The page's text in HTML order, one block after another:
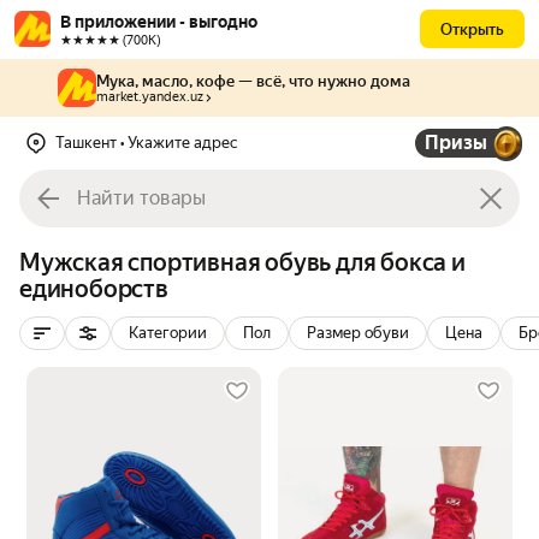
В приложении - выгодно
★★★★★ (700К)
Открыть
Мука, масло, кофе — всё, что нужно дома
market.yandex.uz
Ташкент • Укажите адрес Призы
Мужская спортивная обувь для бокса и
единоборств
Категории Пол Размер обуви Цена